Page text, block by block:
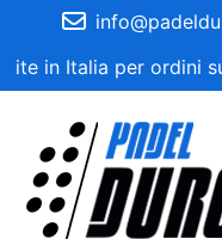
in Italia per ordini